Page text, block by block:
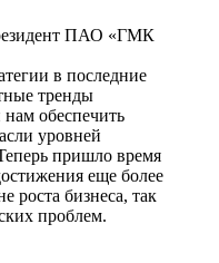
ПАО «ГМК
в последние
тренды
обеспечить
уровней
пришло время
еще более
роста бизнеса, так
проблем.